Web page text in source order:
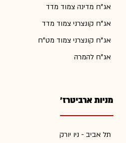
אג"ח מדינה צמוד מדד
אג"ח קונצרני צמוד מדד
אג"ח קונצרני צמוד מט"ח
אג"ח להמרה
מניות ארביטרז'
תל אביב - ניו יורק